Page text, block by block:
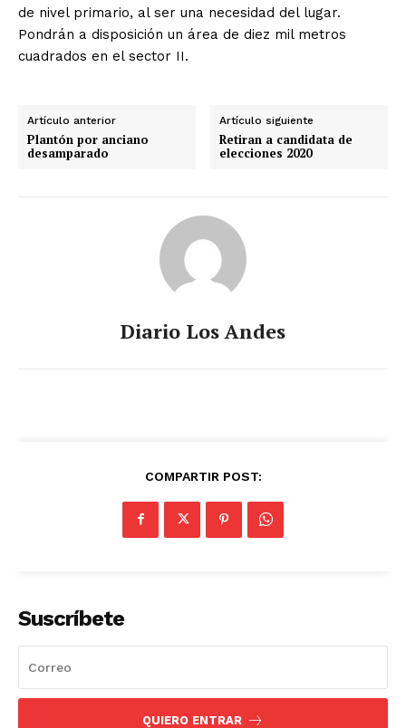
de nivel primario, al ser una necesidad del lugar.
Pondrán a disposición un área de diez mil metros
cuadrados en el sector II.
Artículo anterior
Plantón por anciano
desamparado
Artículo siguiente
Retiran a candidata de
elecciones 2020
Diario Los Andes
COMPARTIR POST:
Suscríbete
QUIERO ENTRAR